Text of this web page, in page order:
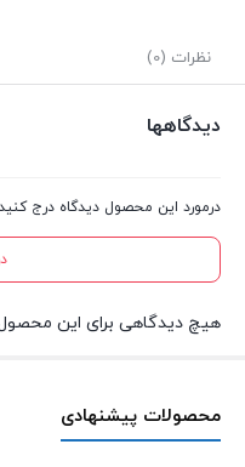
نظرات (0)
دیدگاهها
درمورد این محصول دیدگاه درج
هیچ دیدگاهی برای این
محصولات پیشنهادی